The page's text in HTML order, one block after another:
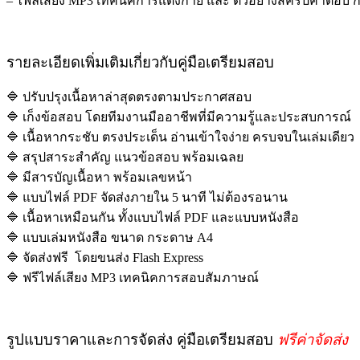
รายละเอียดเพิ่มเติมเกี่ยวกับคู่มือเตรียมสอบ
🔷 ปรับปรุงเนื้อหาล่าสุดตรงตามประกาศสอบ
🔷 เก็งข้อสอบ โดยทีมงานมืออาชีพที่มีความรู้และประสบการณ์
🔷 เนื้อหากระชับ ตรงประเด็น อ่านเข้าใจง่าย ครบจบในเล่มเดียว
🔷 สรุปสาระสำคัญ แนวข้อสอบ พร้อมเฉลย
🔷 มีสารบัญเนื้อหา พร้อมเลขหน้า
🔷 แบบไฟล์ PDF จัดส่งภายใน 5 นาที ไม่ต้องรอนาน
🔷 เนื้อหาเหมือนกัน ทั้งแบบไฟล์ PDF และแบบหนังสือ
🔷 แบบเล่มหนังสือ ขนาด กระดาษ A4
🔷 จัดส่งฟรี โดยขนส่ง Flash Express
🔷 ฟรีไฟล์เสียง MP3 เทคนิคการสอบสัมภาษณ์
รูปแบบราคาและการจัดส่ง คู่มือเตรียมสอบ ฟรีค่าจัดส่ง